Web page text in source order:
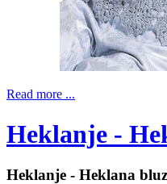
Read more ...
Heklanje -
Heklanje - Heklana